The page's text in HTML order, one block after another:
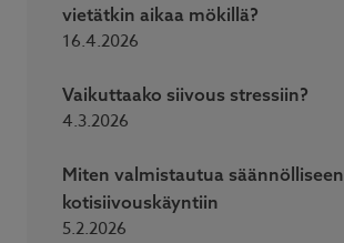
vietätkin aikaa mökillä?
16.4.2026
Vaikuttaako siivous stressiin?
4.3.2026
Miten valmistautua säännölliseen
kotisiivouskäyntiin
5.2.2026